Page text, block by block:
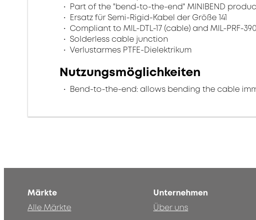
Part of the "bend-to-the-end" MINIBEND
Ersatz für Semi-Rigid-Kabel der Größe 141
Compliant to MIL-DTL-17 (cable) and MIL-PRF-
Solderless cable junction
Verlustarmes PTFE-Dielektrikum
Nutzungsmöglichkeiten
Bend-to-the-end: allows bending the cable
Märkte
Alle Märkte
Unternehmen
Über uns